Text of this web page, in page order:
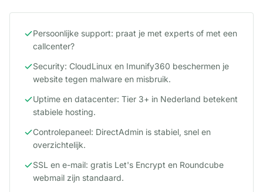
Persoonlijke support: praat je met experts of met een
callcenter?
Security: CloudLinux en Imunify360 beschermen je
website tegen malware en misbruik.
Uptime en datacenter: Tier 3+ in Nederland betekent
stabiele hosting.
Controlepaneel: DirectAdmin is stabiel, snel en
overzichtelijk.
SSL en e-mail: gratis Let's Encrypt en Roundcube
webmail zijn standaard.